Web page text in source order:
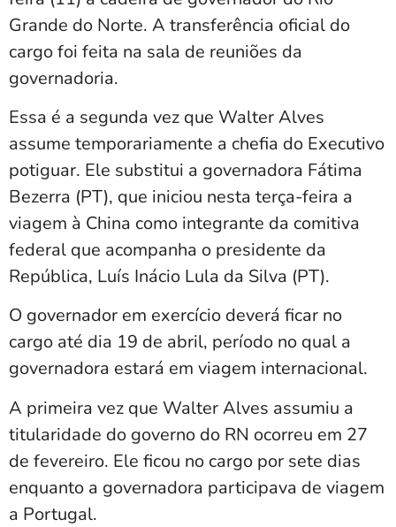
Grande do Norte. A transferência oficial do
cargo foi feita na sala de reuniões da
governadoria.
Essa é a segunda vez que Walter Alves
assume temporariamente a chefia do Executivo
potiguar. Ele substitui a governadora Fátima
Bezerra (PT), que iniciou nesta terça-feira a
viagem à China como integrante da comitiva
federal que acompanha o presidente da
República, Luís Inácio Lula da Silva (PT).
O governador em exercício deverá ficar no
cargo até dia 19 de abril, período no qual a
governadora estará em viagem internacional.
A primeira vez que Walter Alves assumiu a
titularidade do governo do RN ocorreu em 27
de fevereiro. Ele ficou no cargo por sete dias
enquanto a governadora participava de viagem
a Portugal.